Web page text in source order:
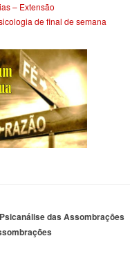
– Extensão
de final de semana
das Assombrações